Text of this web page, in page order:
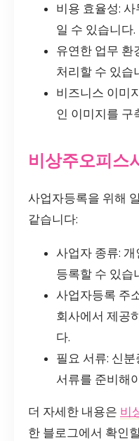
비용 효율성:
일 수 있습니다.
유연한 업무 환
처리할 수 있습
비즈니스 이미
인 이미지를 구
비상주오피스
사업자등록을 위해
같습니다:
사업자 종류:
등록할 수 있습
사업자등록 주
회사에서 제공
다.
필요 서류: 신
서류를 준비해
더 자세한 내용은 비
한 블로그에서 확인